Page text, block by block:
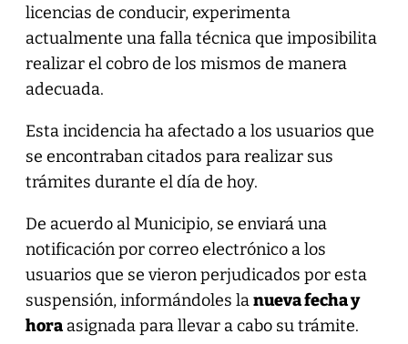
licencias de conducir, experimenta
actualmente una falla técnica que imposibilita
realizar el cobro de los mismos de manera
adecuada.
Esta incidencia ha afectado a los usuarios que
se encontraban citados para realizar sus
trámites durante el día de hoy.
De acuerdo al Municipio, se enviará una
notificación por correo electrónico a los
usuarios que se vieron perjudicados por esta
suspensión, informándoles lanueva fecha y
horaasignada para llevar a cabo su trámite.